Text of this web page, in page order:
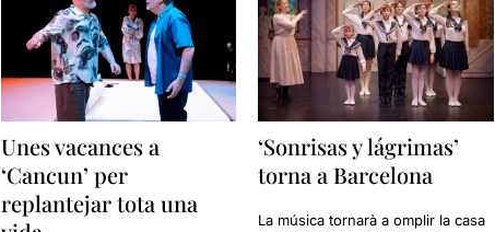
Unes vacances a
‘Cancun’ per
replantejar tota una
‘Sonrisas y lágrimas’
torna a Barcelona
La música tornarà a omplir la casa